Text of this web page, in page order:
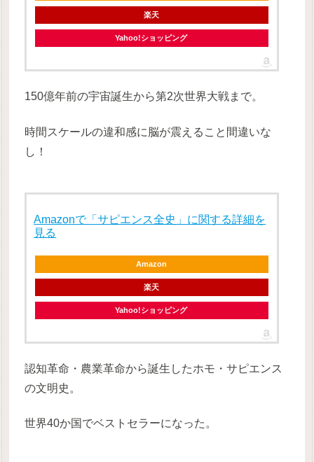
楽天
Yahoo!ショッピング
150億年前の宇宙誕生から第2次世界大戦まで。
時間スケールの違和感に脳が震えること間違いな
し！
Amazonで「サピエンス全史」に関する詳細を
見る
Amazon
楽天
Yahoo!ショッピング
認知革命・農業革命から誕生したホモ・サピエンス
の文明史。
世界40か国でベストセラーになった。